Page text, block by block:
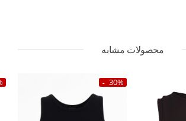
محصولات مشابه
30%